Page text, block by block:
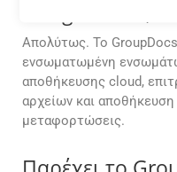
Απολύτως. Το
ενσωματωμένη
αποθήκευσης cloud,
αρχείων και
μεταφορτώσεις.